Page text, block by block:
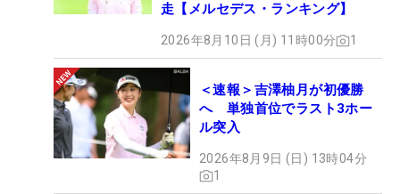
走【メルセデス・ランキング】
2026年8月10日 (月) 11時00分 1
＜速報＞吉澤柚月が初優勝
へ 単独首位でラスト3ホー
ル突入
2026年8月9日 (日) 13時04分
1